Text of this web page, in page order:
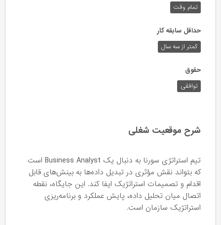
تمام وقت
حداقل سابقه کار
کمتر از سه سال
حقوق
توافقی
شرح موقعیت شغلی
تیم استراتژی سورنا به دنبال یک Business Analyst است
که بتواند نقش مؤثری در تبدیل داده‌ها به بینش‌های قابل
اقدام و تصمیمات استراتژیک ایفا کند. این جایگاه، نقطه
اتصال میان تحلیل داده، پایش عملکرد و برنامه‌ریزی
استراتژیک سازمان است.